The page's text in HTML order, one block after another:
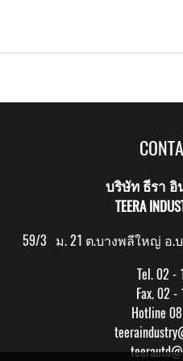
บริษัท ธีรา
TEERA
59/3 ม. 21 ต.บางพลีใหญ่ อ.
Tel. 02 -
Fax. 02 -
Hotline